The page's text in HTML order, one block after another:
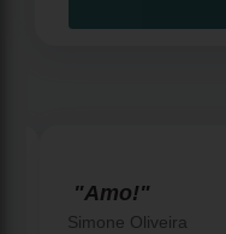
"Amo!"
Simone Oliveira